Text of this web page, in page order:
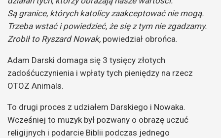
Są granice, których katolicy zaakceptować nie mogą.
Trzeba wstać i powiedzieć, że się z tym nie zgadzamy.
Zrobił to Ryszard Nowak, powiedział obrońca.
Adam Darski domaga się 3 tysięcy złotych
zadośćuczynienia i wpłaty tych pieniędzy na rzecz
OTOZ Animals.
To drugi proces z udziałem Darskiego i Nowaka.
Wcześniej to muzyk był pozwany o obrazę uczuć
religijnych i podarcie Biblii podczas jednego